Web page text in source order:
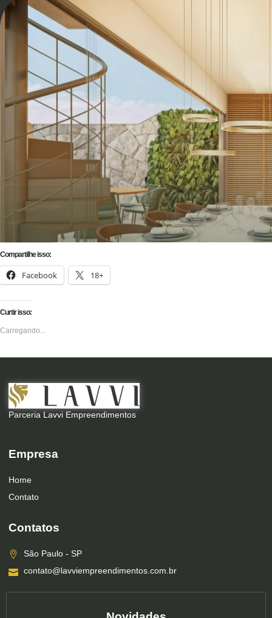
Compartilhe isso:
Facebook 18+
Curtir isso:
Carregando...
Parceria Lavvi Empreendimentos
Empresa
Home
Contato
Contatos
São Paulo - SP
contato@lavviempreendimentos.com.br